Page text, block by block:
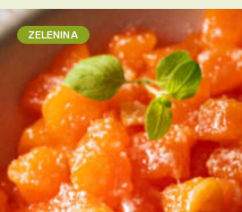
ZELENINA